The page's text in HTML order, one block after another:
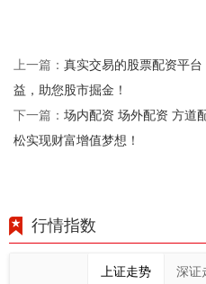
上一篇： 真实交易的股票配资平
益，助您股市掘金！
下一篇： 场内配资 场外配资 方道
松实现财富增值梦想！
行情指数
上证走势 深证